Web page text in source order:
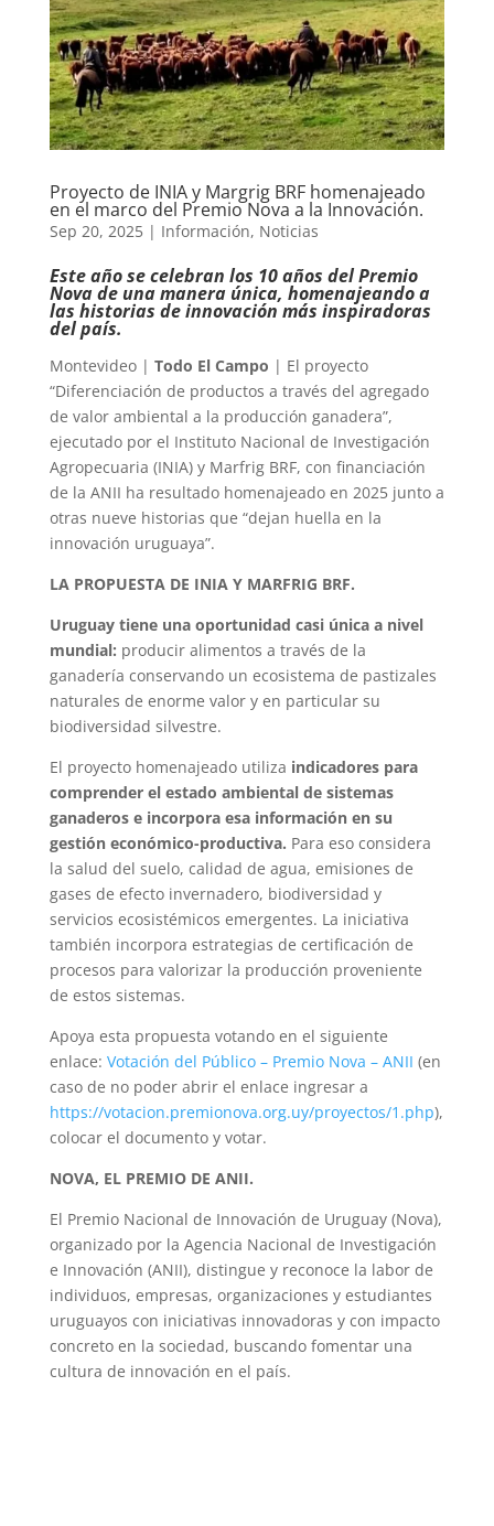
Proyecto de INIA y Margrig BRF homenajeado
en el marco del Premio Nova a la Innovación.
Sep 20, 2025| Información, Noticias
Este año se celebran los 10 años del Premio
Nova de una manera única, homenajeando a
las historias de innovación más inspiradoras
del país.
Montevideo | Todo El Campo | El proyecto
“Diferenciación de productos a través del agregado
de valor ambiental a la producción ganadera”,
ejecutado por el Instituto Nacional de Investigación
Agropecuaria (INIA) y Marfrig BRF, con financiación
de la ANII ha resultado homenajeado en 2025 junto a
otras nueve historias que “dejan huella en la
innovación uruguaya”.
LA PROPUESTA DE INIA Y MARFRIG BRF.
Uruguay tiene una oportunidad casi única a nivel
mundial: producir alimentos a través de la
ganadería conservando un ecosistema de pastizales
naturales de enorme valor y en particular su
biodiversidad silvestre.
El proyecto homenajeado utiliza indicadores para
comprender el estado ambiental de sistemas
ganaderos e incorpora esa información en su
gestión económico-productiva. Para eso considera
la salud del suelo, calidad de agua, emisiones de
gases de efecto invernadero, biodiversidad y
servicios ecosistémicos emergentes. La iniciativa
también incorpora estrategias de certificación de
procesos para valorizar la producción proveniente
de estos sistemas.
Apoya esta propuesta votando en el siguiente
enlace: Votación del Público – Premio Nova – ANII (en
caso de no poder abrir el enlace ingresar a
https://votacion.premionova.org.uy/proyectos/1.php),
colocar el documento y votar.
NOVA, EL PREMIO DE ANII.
El Premio Nacional de Innovación de Uruguay (Nova),
organizado por la Agencia Nacional de Investigación
e Innovación (ANII), distingue y reconoce la labor de
individuos, empresas, organizaciones y estudiantes
uruguayos con iniciativas innovadoras y con impacto
concreto en la sociedad, buscando fomentar una
cultura de innovación en el país.